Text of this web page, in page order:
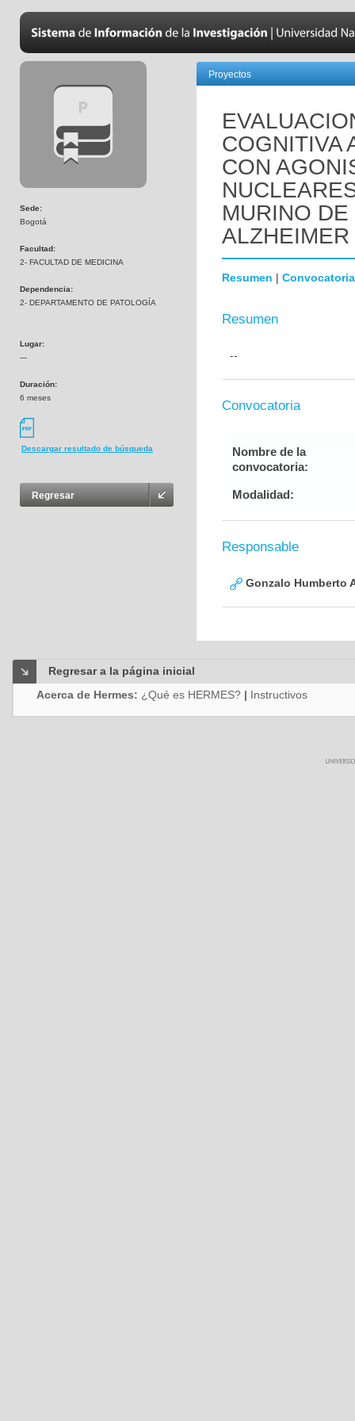
Sede:
Bogotá
Facultad:
2- FACULTAD DE MEDICINA
Dependencia:
2- DEPARTAMENTO DE PATOLOGÍA
Lugar:
---
Duración:
6 meses
Descargar resultado de búsqueda
Regresar
Proyectos
COGNITIVA
CON
MURINO
Resumen | Convocatoria
Resumen
--
Convocatoria
Nombre de la
convocatoria:
Modalidad:
Responsable
Gonzalo Humberto
Regresar a la página inicial
Acerca de Hermes: ¿Qué es HERMES? | Instructivos